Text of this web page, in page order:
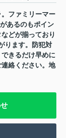
ファミリーマー
あるのもポイン
どが揃っており
ります。防犯対
きるだけ早めに
絡ください。地